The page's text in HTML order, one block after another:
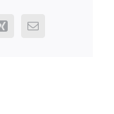
Xing
E-